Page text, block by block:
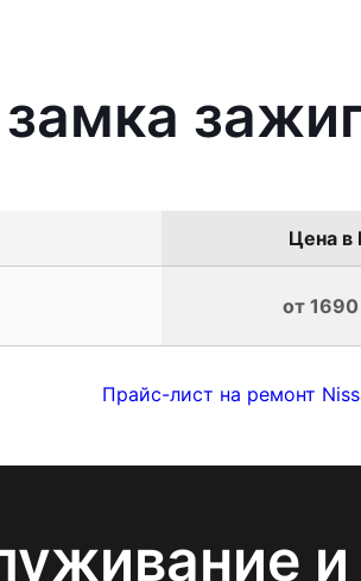
Цена в
от
Прайс-лист на ремонт